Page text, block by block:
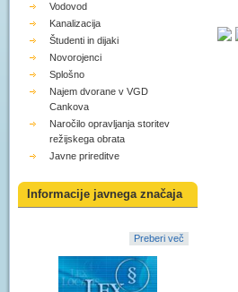
Vodovod
Kanalizacija
Študenti in dijaki
Novorojenci
Splošno
Najem dvorane v VGD
Cankova
Naročilo opravljanja storitev
režijskega obrata
Javne prireditve
Informacije javnega značaja
Preberi več